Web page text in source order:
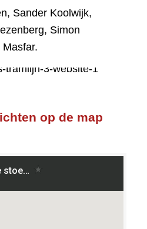
Sander Koolwijk,
Simon
op de map